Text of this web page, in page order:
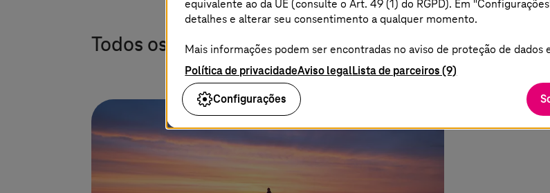
Todos os artigos de Frederick Peters
equivalente ao da UE (consulte o Art. 49 (1) do RGPD). Em
detalhes e alterar seu consentimento a qualquer momento.
Mais informações podem ser encontradas no aviso de proteção de dados
Política de privacidadeAviso legalLista de parceiros (9)
Configurações